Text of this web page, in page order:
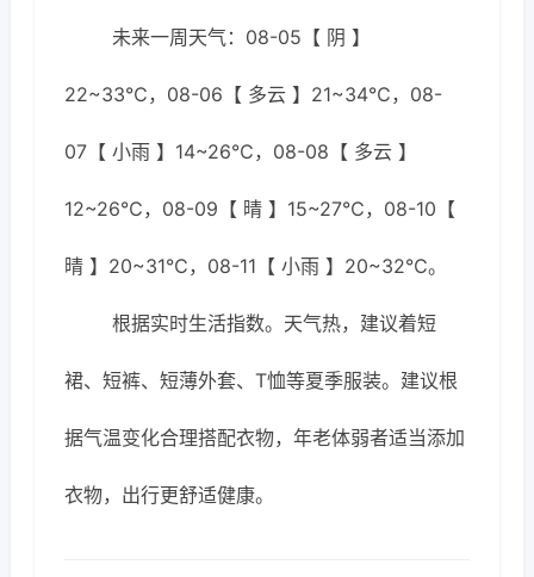
未来一周天气：08-05【 阴 】
22~33℃，08-06【 多云 】21~34℃，08-
07【 小雨 】14~26℃，08-08【 多云 】
12~26℃，08-09【 晴 】15~27℃，08-10【
晴 】20~31℃，08-11【 小雨 】20~32℃。
根据实时生活指数。天气热，建议着短
裙、短裤、短薄外套、T恤等夏季服装。建议根
据气温变化合理搭配衣物，年老体弱者适当添加
衣物，出行更舒适健康。